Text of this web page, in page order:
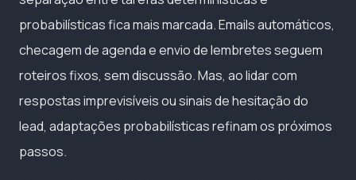
probabilísticas fica mais marcada. Emails automáticos,
checagem de agenda e envio de lembretes seguem
roteiros fixos, sem discussão. Mas, ao lidar com
respostas imprevisíveis ou sinais de hesitação do
lead, adaptações probabilísticas refinam os próximos
passos.